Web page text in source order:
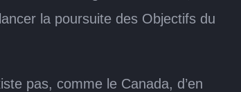
la poursuite des Objectifs du
pas, comme le Canada, d’en